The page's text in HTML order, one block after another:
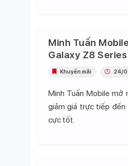
Minh Tuấn
Galaxy Z8 Series
Minh Tuấn Mobile
giảm giá trực tiếp
cực tốt.
Khuyến mãi 24/